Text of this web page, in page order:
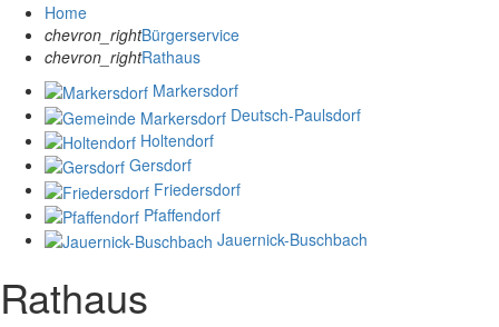
Home
chevron_rightBürgerservice
chevron_rightRathaus
Markersdorf
Deutsch-Paulsdorf
Holtendorf
Gersdorf
Friedersdorf
Pfaffendorf
Jauernick-Buschbach
Rathaus